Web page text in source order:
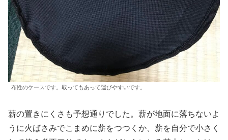
布性のケースです。取ってもあって運びやすいです。
薪の置きにくさも予想通りでした。薪が地面に落ちないよ
うに火ばさみでこまめに薪をつつくか、薪を自分で小さく